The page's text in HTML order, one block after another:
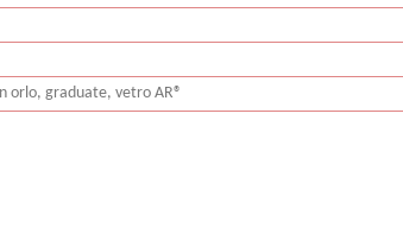
orlo, graduate, vetro AR®